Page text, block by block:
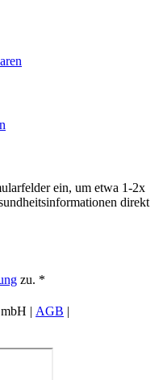
ein, um etwa 1-2x
direkt
zu. *
| AGB |